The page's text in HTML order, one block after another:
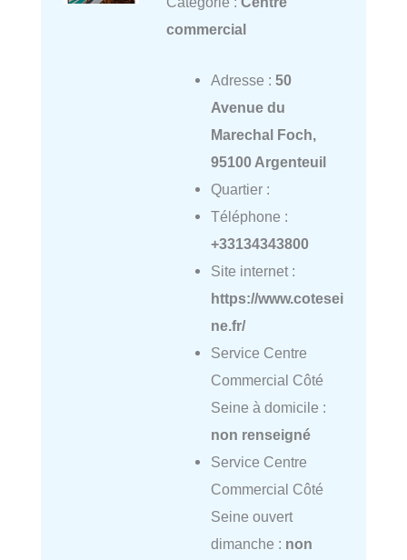
commercial
Adresse : 50
Avenue du
Marechal Foch,
95100 Argenteuil
Quartier :
Téléphone :
+33134343800
Site internet :
https://www.cotesei
ne.fr/
Service Centre
Commercial Côté
Seine à domicile :
non renseigné
Service Centre
Commercial Côté
Seine ouvert
dimanche : non